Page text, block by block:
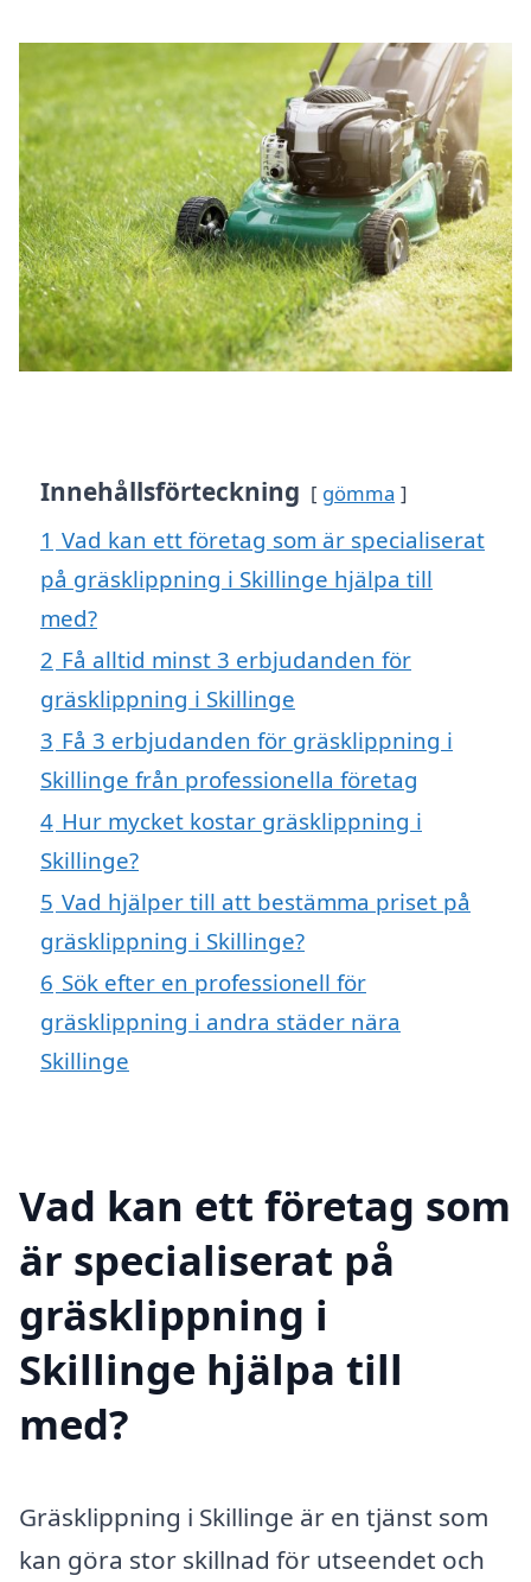
Innehållsförteckning gömma
1 Vad kan ett företag som är specialiserat
på gräsklippning i Skillinge hjälpa till
med?
2 Få alltid minst 3 erbjudanden för
gräsklippning i Skillinge
3 Få 3 erbjudanden för gräsklippning i
Skillinge från professionella företag
4 Hur mycket kostar gräsklippning i
Skillinge?
5 Vad hjälper till att bestämma priset på
gräsklippning i Skillinge?
6 Sök efter en professionell för
gräsklippning i andra städer nära
Skillinge
Vad kan ett företag som
är specialiserat på
gräsklippning i
Skillinge hjälpa till
med?
Gräsklippning i Skillinge är en tjänst som
kan göra stor skillnad för utseendet och